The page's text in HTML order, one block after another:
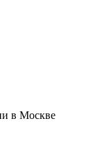
в Москве